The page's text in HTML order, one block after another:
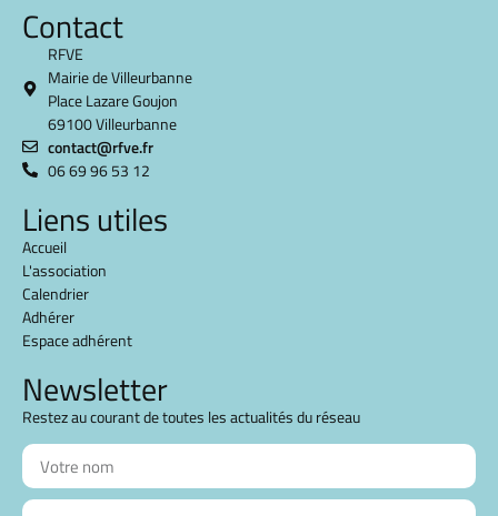
Contact
RFVE
Mairie de Villeurbanne
Place Lazare Goujon
69100 Villeurbanne
contact@rfve.fr
06 69 96 53 12
Liens utiles
Accueil
L'association
Calendrier
Adhérer
Espace adhérent
Newsletter
Restez au courant de toutes les actualités du réseau